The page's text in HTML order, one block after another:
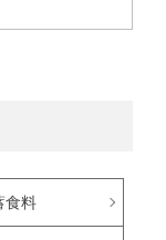
食料